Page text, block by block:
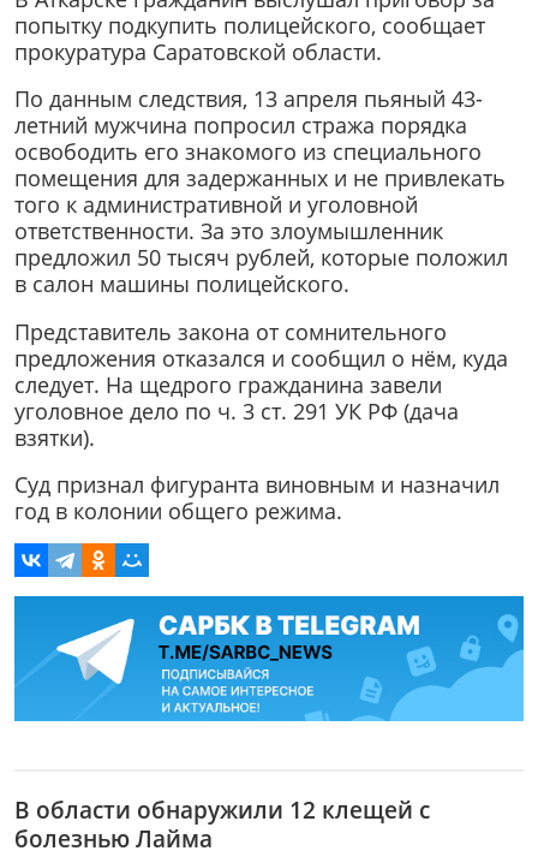
попытку подкупить полицейского, сообщает
прокуратура Саратовской области.
По данным следствия, 13 апреля пьяный 43-
летний мужчина попросил стража порядка
освободить его знакомого из специального
помещения для задержанных и не привлекать
того к административной и уголовной
ответственности. За это злоумышленник
предложил 50 тысяч рублей, которые положил
в салон машины полицейского.
Представитель закона от сомнительного
предложения отказался и сообщил о нём, куда
следует. На щедрого гражданина завели
уголовное дело по ч. 3 ст. 291 УК РФ (дача
взятки).
Суд признал фигуранта виновным и назначил
год в колонии общего режима.
В области обнаружили 12 клещей с
болезнью Лайма